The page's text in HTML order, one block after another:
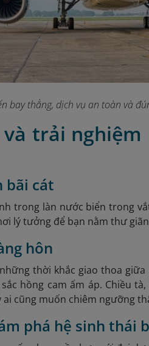
bay thẳng, dịch vụ an toàn và
trải
bãi cát
trong làn nước biển trong
lý tưởng để bạn nằm thư
hôn
thời khắc giao thoa
hồng cam ấm áp. Chiều
cũng muốn chiêm ngưỡng
phá hệ sinh thái